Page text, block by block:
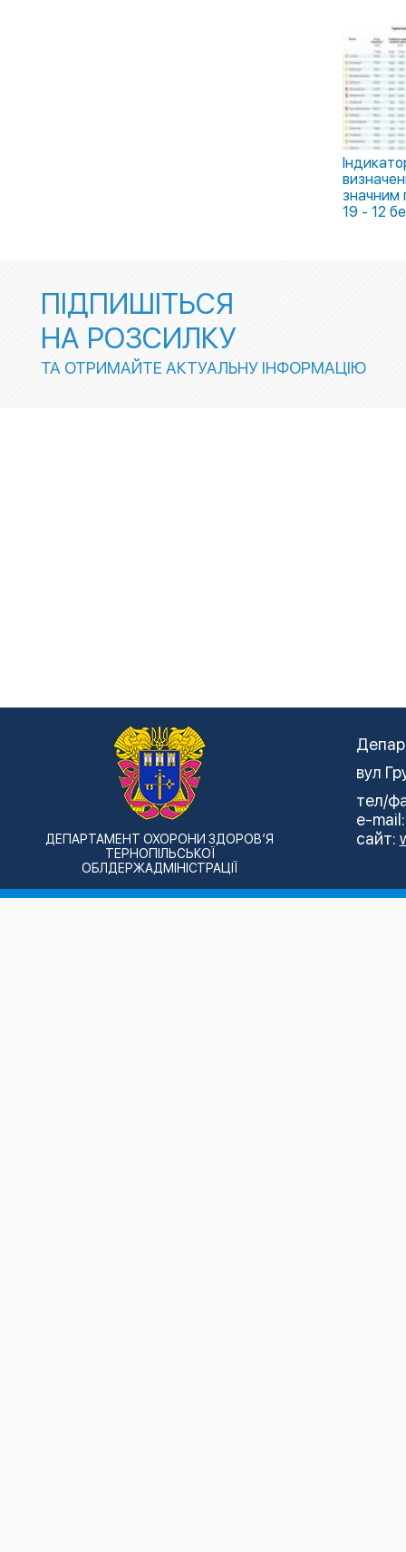
значним
19 - 12
ПІДПИШІТЬСЯ
НА РОЗСИЛКУ
ТА ОТРИМАЙТЕ АКТУАЛЬНУ ІНФОРМАЦІЮ
ДЕПАРТАМЕНТ ОХОРОНИ ЗДОРОВ’Я
ТЕРНОПІЛЬСЬКОЇ
ОБЛДЕРЖАДМІНІСТРАЦІЇ
вул
тел/
e-
сайт: